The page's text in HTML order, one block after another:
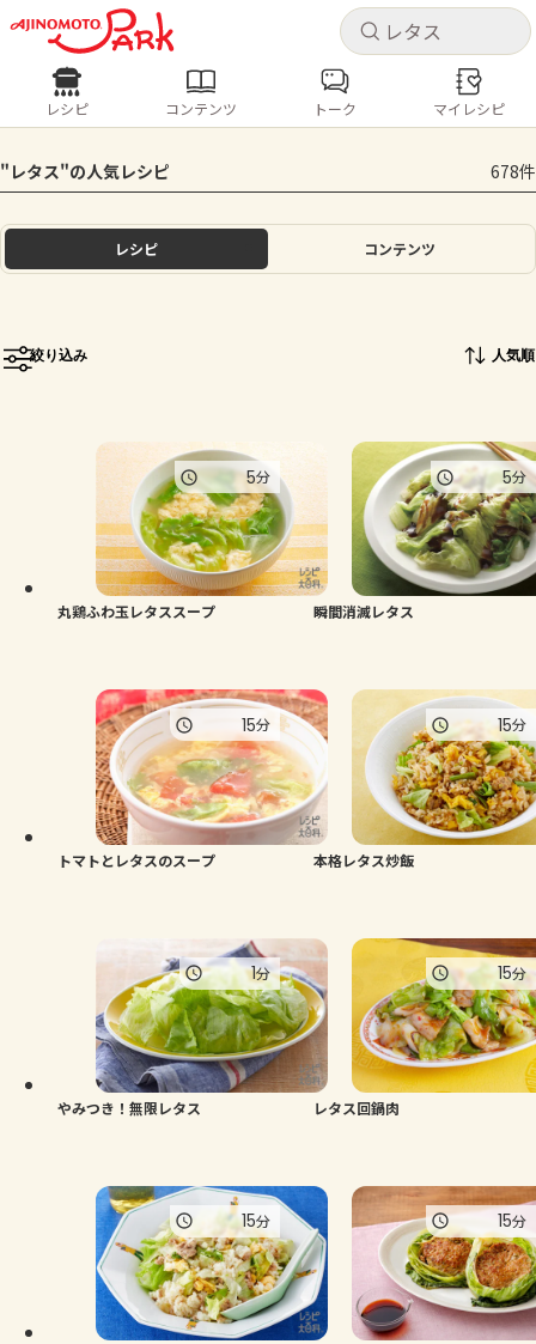
キャ
ログインするとレシピを保存できます
ログイン
ホーム
トーク
よくあるお問い合わせ
お買い物
キャ
レシピ コンテンツ
人気の食材・レシピ
きゅうり なす トマト とうもろこし
ピーマン
レシピ コンテンツ トーク マイレシピ
"レタス"の人気レシピ 678件
レシピ コンテンツ
絞り込み 人気順
丸鶏ふわ玉レタススープ
5分
瞬間消滅レタス
5分
トマトとレタスのスープ
15分
本格レタス炒飯
15分
やみつき！無限レタス
1分
レタス回鍋肉
15分
15分 15分